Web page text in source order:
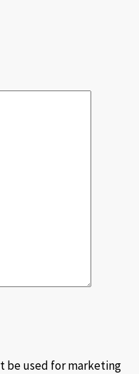
be used for marketing